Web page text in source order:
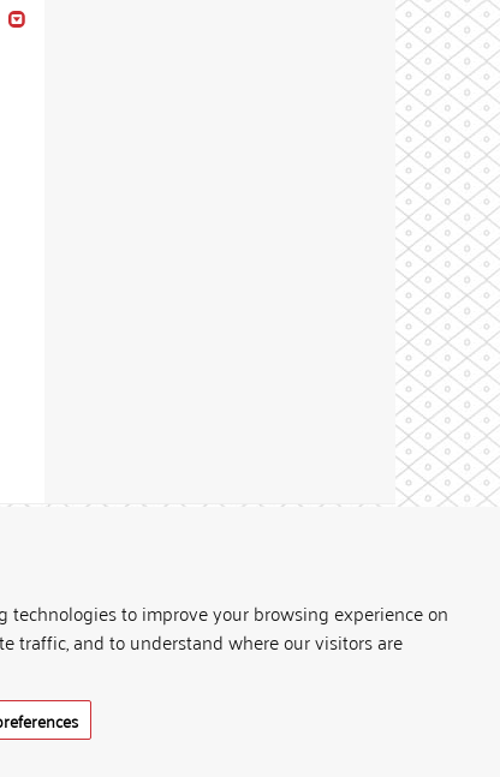
technologies to improve your browsing experience on
traffic, and to understand where our visitors are